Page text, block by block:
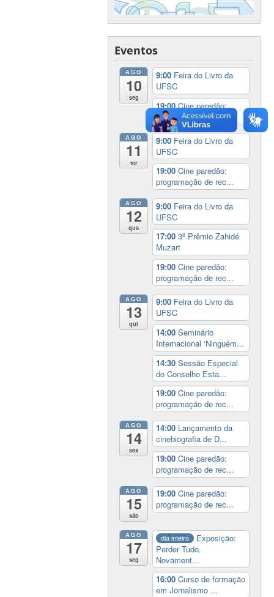
Eventos
AGO
10
seg
9:00 Feira do Livro da
UFSC
19:00Cine paredão:
programação de rec...
AGO
11
ter
9:00 Feira do Livro da
UFSC
19:00Cine paredão:
programação de rec...
AGO
12
qua
9:00 Feira do Livro da
UFSC
17:003º Prêmio Zahidé
Muzart
19:00Cine paredão:
programação de rec...
AGO
13
qui
9:00 Feira do Livro da
UFSC
14:00Seminário
Internacional ‘Ninguém...
14:30Sessão Especial
do Conselho Esta...
19:00Cine paredão:
programação de rec...
AGO
14
sex
14:00 Lançamento da
cinebiografia de D...
19:00Cine paredão:
programação de rec...
AGO
15
sáb
19:00Cine paredão:
programação de rec...
AGO
17
seg
dia inteiro
Exposição:
Perder Tudo.
Novament...
16:00Curso de formação
em Jornalismo ...